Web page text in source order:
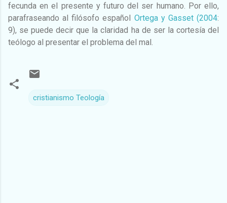
fecunda en el presente y futuro del ser humano. Por ello,
parafraseando al filósofo español Ortega y Gasset (2004:
9), se puede decir que la claridad ha de ser la cortesía del
teólogo al presentar el problema del mal.
cristianismo Teología